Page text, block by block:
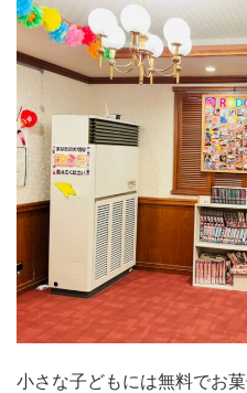
小さな子どもには無料でお